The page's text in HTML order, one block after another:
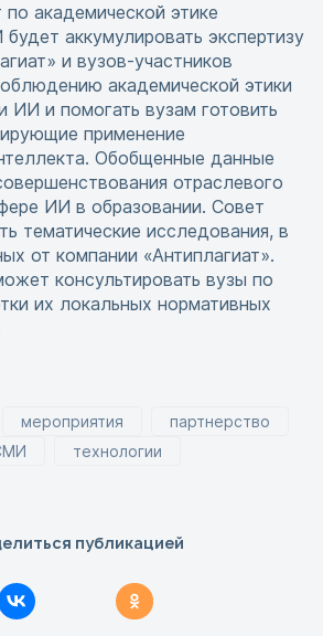
академической этике
аккумулировать экспертизу
и вузов-участников
академической этики
ИИ и помогать вузам готовить
применение
Обобщенные данные
отраслевого
ИИ в образовании. Совет
тематические исследования, в
от компании «Антиплагиат».
консультировать вузы по
их локальных нормативных
мероприятия
партнерство
технологии
публикацией